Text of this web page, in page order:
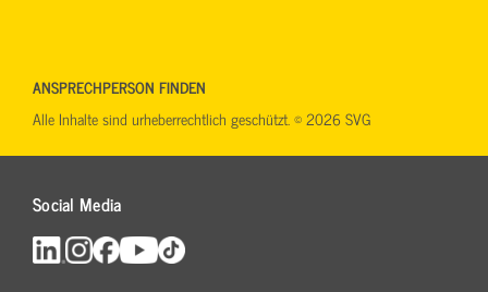
Social Media
ANSPRECHPERSON FINDEN
Alle Inhalte sind urheberrechtlich geschützt. © 2026 SVG